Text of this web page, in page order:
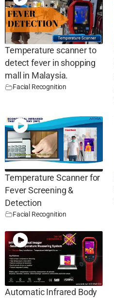
Temperature scanner to
detect fever in shopping
mall in Malaysia.
Facial Recognition
Temperature Scanner for
Fever Screening &
Detection
Facial Recognition
Automatic Infrared Body